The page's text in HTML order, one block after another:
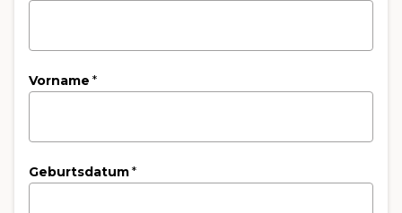
Vorname *
Geburtsdatum*